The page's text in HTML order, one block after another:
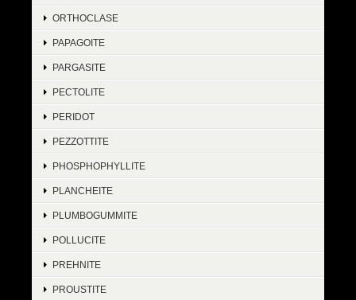
ORTHOCLASE
PAPAGOITE
PARGASITE
PECTOLITE
PERIDOT
PEZZOTTITE
PHOSPHOPHYLLITE
PLANCHEITE
PLUMBOGUMMITE
POLLUCITE
PREHNITE
PROUSTITE